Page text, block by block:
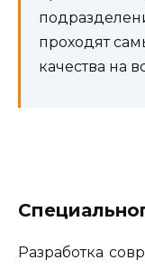
проходят
качества на
Разработка